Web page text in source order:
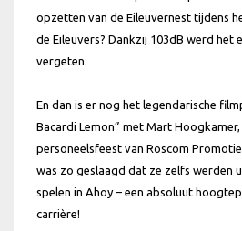
opzetten van de Eileuvernest tijdens
de Eileuvers? Dankzij 103dB werd het
vergeten.
En dan is er nog het legendarische
Bacardi Lemon” met Mart
personeelsfeest van Roscom
was zo geslaagd dat ze zelfs werden
spelen in Ahoy – een absoluut
carrière!